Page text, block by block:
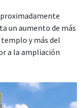
un aumento de más
y más del
a la ampliación